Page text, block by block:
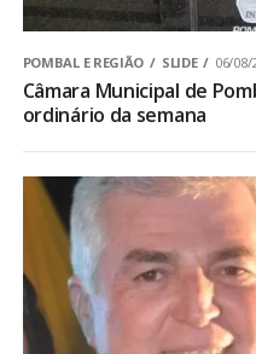
POMBAL E REGIÃO SLIDE 06/08/
Câmara Municipal de
ordinário da semana